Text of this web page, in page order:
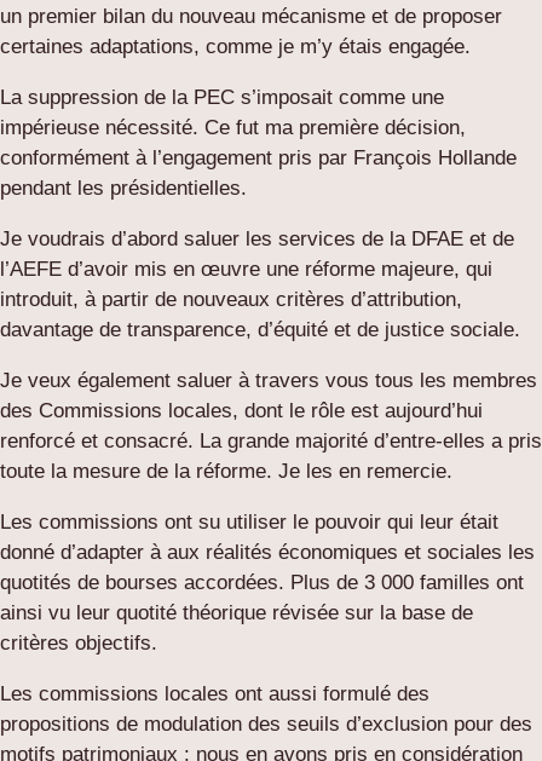
un premier bilan du nouveau mécanisme et de proposer
certaines adaptations, comme je m’y étais engagée.
La suppression de la PEC s’imposait comme une
impérieuse nécessité. Ce fut ma première décision,
conformément à l’engagement pris par François Hollande
pendant les présidentielles.
Je voudrais d’abord saluer les services de la DFAE et de
l’AEFE d’avoir mis en œuvre une réforme majeure, qui
introduit, à partir de nouveaux critères d’attribution,
davantage de transparence, d’équité et de justice sociale.
Je veux également saluer à travers vous tous les membres
des Commissions locales, dont le rôle est aujourd’hui
renforcé et consacré. La grande majorité d’entre-elles a pris
toute la mesure de la réforme. Je les en remercie.
Les commissions ont su utiliser le pouvoir qui leur était
donné d’adapter à aux réalités économiques et sociales les
quotités de bourses accordées. Plus de 3 000 familles ont
ainsi vu leur quotité théorique révisée sur la base de
critères objectifs.
Les commissions locales ont aussi formulé des
propositions de modulation des seuils d’exclusion pour des
motifs patrimoniaux : nous en avons pris en considération